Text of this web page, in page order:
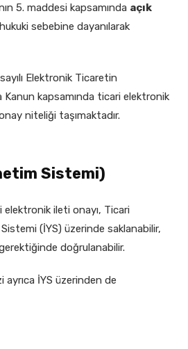
5. maddesi kapsamında açık
hukuki sebebine dayanılarak
Elektronik Ticaretin
Kanun kapsamında ticari elektronik
niteliği taşımaktadır.
Sistemi)
elektronik ileti onayı, Ticari
(İYS) üzerinde saklanabilir,
doğrulanabilir.
İYS üzerinden de